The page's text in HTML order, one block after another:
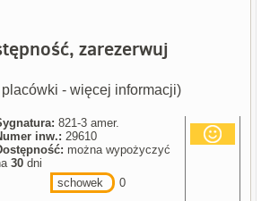
zarezerwuj
- więcej informacji)
821-3 amer.
inw.: 29610
można wypożyczyć
30 dni
schowek
0